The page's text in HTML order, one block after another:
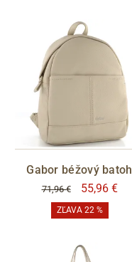
Gabor béžový batoh
71,96 € 55,96 €
ZĽAVA 22 %